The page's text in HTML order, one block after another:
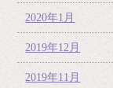
2020年1月
2019年12月
2019年11月